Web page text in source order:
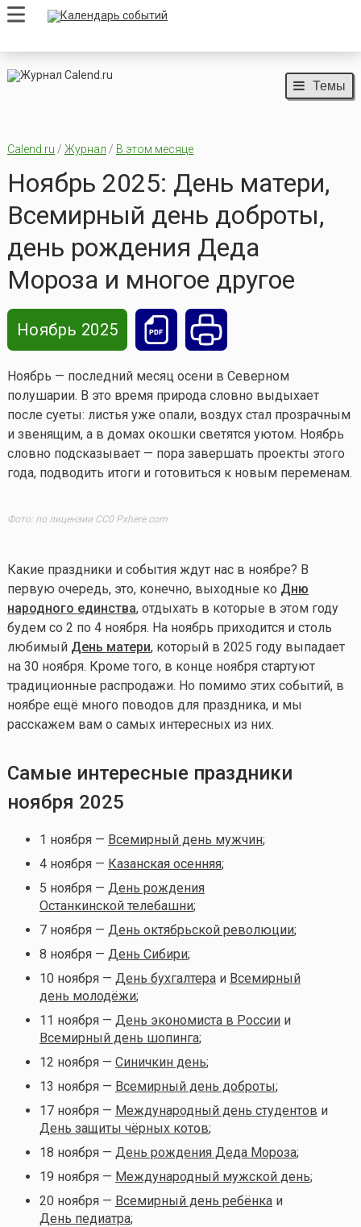
Темы
Calend.ru / Журнал / В этом месяце
Ноябрь 2025: День матери,
Всемирный день доброты,
день рождения Деда
Мороза и многое другое
Ноябрь 2025
Ноябрь — последний месяц осени в Северном
полушарии. В это время природа словно выдыхает
после суеты: листья уже опали, воздух стал прозрачным
и звенящим, а в домах окошки светятся уютом. Ноябрь
словно подсказывает — пора завершать проекты этого
года, подводить итоги и готовиться к новым переменам.
Фото: по лицензии CC0 Pxhere.com
Какие праздники и события ждут нас в ноябре? В
первую очередь, это, конечно, выходные ко Дню
народного единства, отдыхать в которые в этом году
будем со 2 по 4 ноября. На ноябрь приходится и столь
любимый День матери, который в 2025 году выпадает
на 30 ноября. Кроме того, в конце ноября стартуют
традиционные распродажи. Но помимо этих событий, в
ноябре ещё много поводов для праздника, и мы
расскажем вам о самых интересных из них.
Самые интересные праздники
ноября 2025
1 ноября — Всемирный день мужчин;
4 ноября — Казанская осенняя;
5 ноября — День рождения
Останкинской телебашни;
7 ноября — День октябрьской революции;
8 ноября — День Сибири;
10 ноября — День бухгалтераи Всемирный
день молодёжи;
11 ноября — День экономиста в Россиии
Всемирный день шопинга;
12 ноября — Синичкин день;
13 ноября — Всемирный день доброты;
17 ноября — Международный день студентов и
День защиты чёрных котов;
18 ноября — День рождения Деда Мороза;
19 ноября — Международный мужской день;
20 ноября — Всемирный день ребёнкаи
День педиатра;